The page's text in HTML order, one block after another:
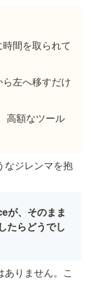
間を取られて
左へ移すだけ
高額なツール
なジレンマを抱
が、そのまま
たらどうでし
りません。こ